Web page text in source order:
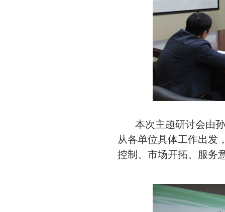
本次主题研讨会由孙
从各单位具体工作出发
控制、市场开拓、服务